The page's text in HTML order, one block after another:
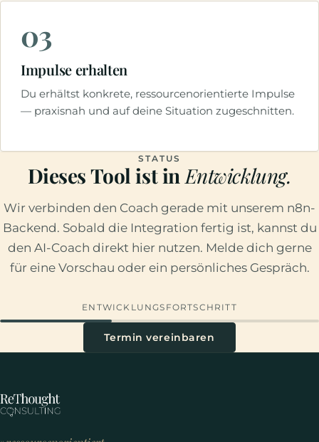
03
Impulse erhalten
Du erhältst konkrete, ressourcenorientierte Impulse
— praxisnah und auf deine Situation zugeschnitten.
STATUS
Dieses Tool ist in Entwicklung.
Wir verbinden den Coach gerade mit unserem n8n-
Backend. Sobald die Integration fertig ist, kannst du
den AI-Coach direkt hier nutzen. Melde dich gerne
für eine Vorschau oder ein persönliches Gespräch.
ENTWICKLUNGSFORTSCHRITT
Termin vereinbaren